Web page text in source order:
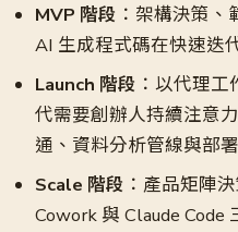
MVP 階段 ：架構決策
AI 生成程式碼在快速迭
Launch 階段 ：以代理
代需要創辦人持續注意
通、資料分析管線與部
Scale 階段 ：產品矩陣
Cowork 與 Claude Code